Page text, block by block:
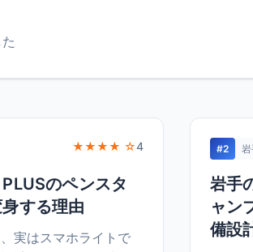
★★★★ ☆4
のペンスタ
する理由
実はスマホライトで
#2
岩手
ャン
備設